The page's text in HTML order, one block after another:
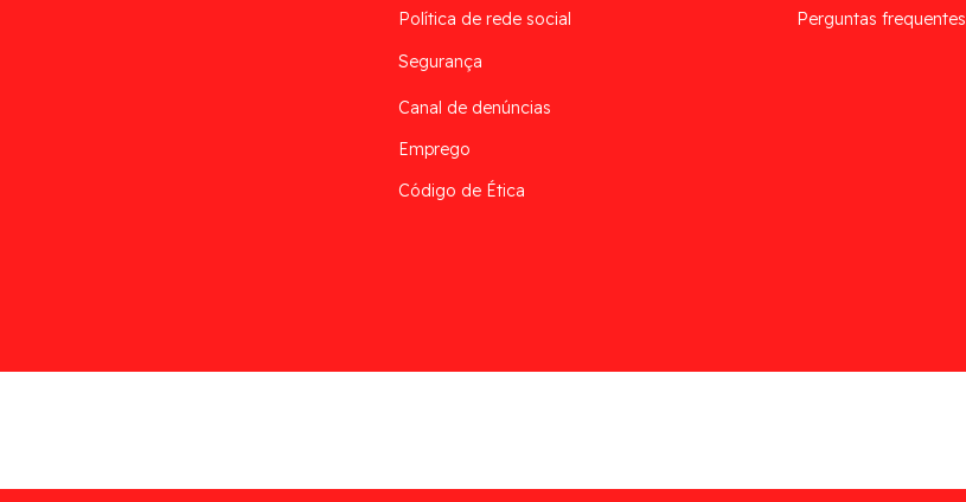
Política de rede social
Segurança
Canal de denúncias
Emprego
Código de Ética
Perguntas frequentes